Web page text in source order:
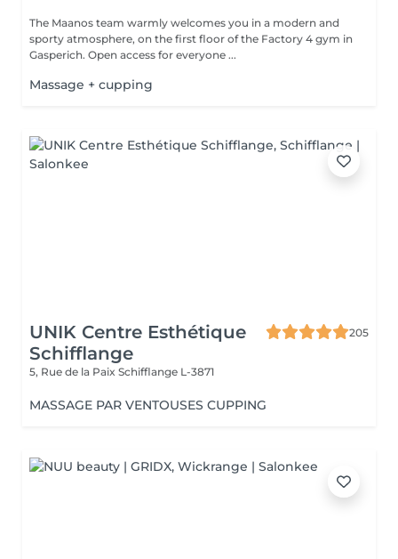
The Maanos team warmly welcomes you in a modern and
sporty atmosphere, on the first floor of the Factory 4 gym in
Gasperich. Open access for everyone ...
Massage + cupping
UNIK Centre Esthétique
Schifflange
205
5, Rue de la Paix Schifflange L-3871
MASSAGE PAR VENTOUSES CUPPING